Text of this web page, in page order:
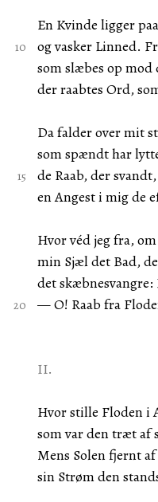
En Kvinde ligger
og vasker Linned.
som slæbes op
der raabtes Ord,
Da falder over mit
som spændt har
de Raab, der
en Angest i mig de
Hvor véd jeg fra,
min Sjæl det Bad,
det skæbnesvangre:
— O! Raab fra
II.
Hvor stille Floden i
som var den træt af
Mens Solen fjernt
sin Strøm den